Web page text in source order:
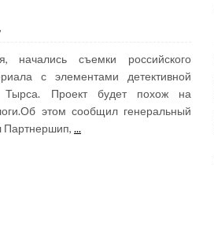
начались съемки российского
с элементами детективной
Тырса. Проект будет похож на
этом сообщил генеральный
Партнершип, ...